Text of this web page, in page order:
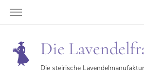
Die
Die steirische Lavendelmanufaktur